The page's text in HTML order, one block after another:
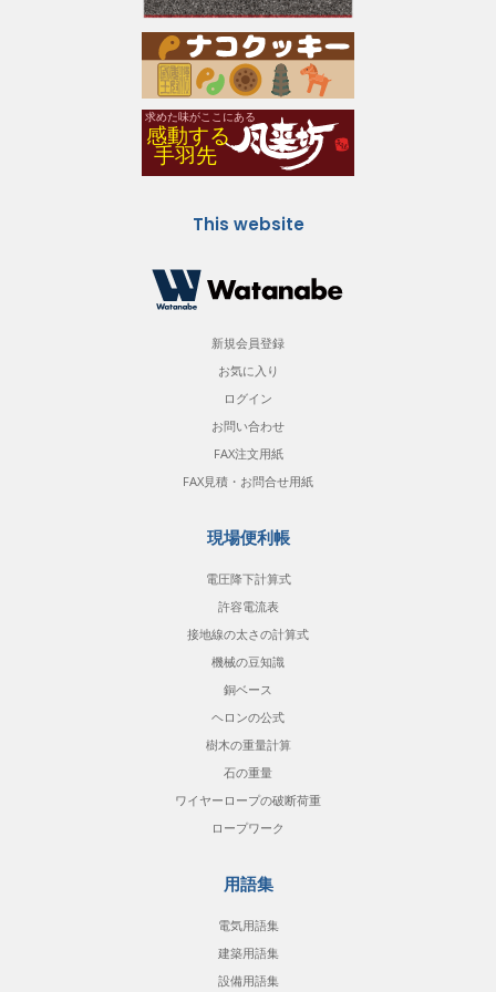
This website
新規会員登録
お気に入り
ログイン
お問い合わせ
FAX注文用紙
FAX見積・お問合せ用紙
現場便利帳
電圧降下計算式
許容電流表
接地線の太さの計算式
機械の豆知識
銅ベース
ヘロンの公式
樹木の重量計算
石の重量
ワイヤーロープの破断荷重
ロープワーク
用語集
電気用語集
建築用語集
設備用語集